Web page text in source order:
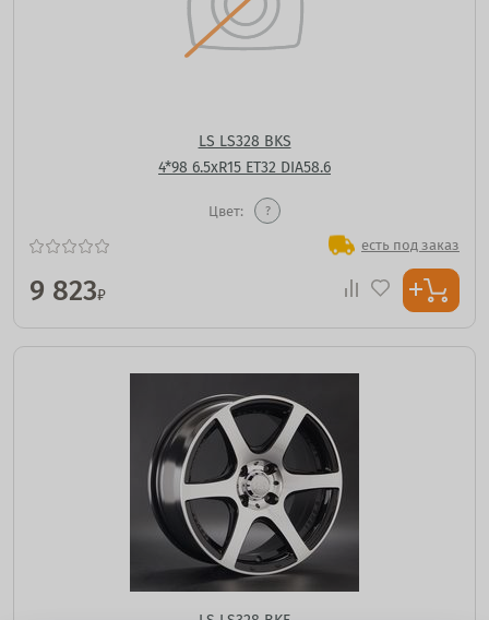
LS LS328 BKS
4*98 6.5xR15 ET32 DIA58.6
Цвет: ?
есть под заказ
9 823₽